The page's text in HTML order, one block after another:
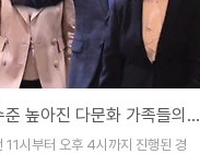
민관합동 토론회 참석했다가 들은
리해야지 되뇌기만 했던 게 이제야
서 실천하게 되는구나. 분임토의 후
발표하는 형식으로 진행됐다. 남녀
지원 분야가 1조였으나 토의내용
어져 2조부터 시작했다. 따로 문장
한층 수준 높아진 다문화 가족들의 공연(화보1)
11시부터 오후 4시까지 진행된 경